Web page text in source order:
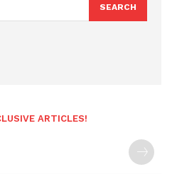
SEARCH
ARTICLES!